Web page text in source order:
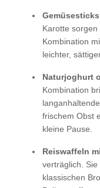
Karotte
Kombination
leichter,
Naturjoghurt
Kombination
frischem Obst
kleine Pause.
Reiswaffeln
verträglich. Sie
klassischen